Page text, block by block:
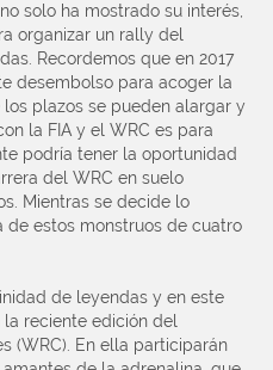
solo ha mostrado su interés,
organizar un rally del
Recordemos que en 2017
desembolso para acoger la
plazos se pueden alargar y
la FIA y el WRC es para
podría tener la oportunidad
del WRC en suelo
Mientras se decide lo
estos monstruos de cuatro
de leyendas y en este
reciente edición del
(WRC). En ella participarán